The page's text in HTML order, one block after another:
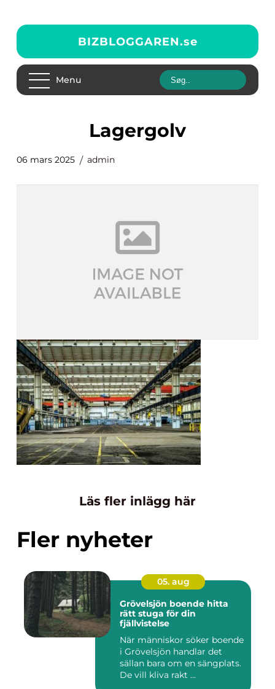
BIZBLOGGAREN.se
Menu
lagergolv
06 mars 2025 admin
Läs fler inlägg här
Fler nyheter
05. aug
Grövelsjön boende hitta
rätt stuga för din
fjällvistelse
När människor söker boende
i Grövelsjön handlar det
sällan bara om en sängplats.
De vill kliva rakt ...